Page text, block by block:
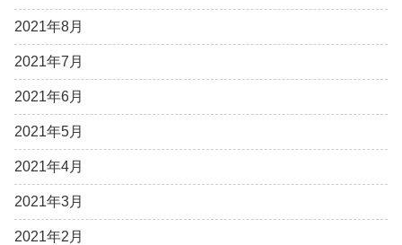
2021年8月
2021年7月
2021年6月
2021年5月
2021年4月
2021年3月
2021年2月